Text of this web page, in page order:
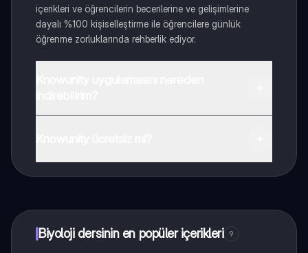
içerikleri ve öğrencilerin becerilerine ve gelişimlerine
dayalı %100 kişiselleştirme ile öğrencilere günlük
öğrenme zorluklarında rehberlik ediyor.
Biyoloji dersinin en popüler içerikleri 9